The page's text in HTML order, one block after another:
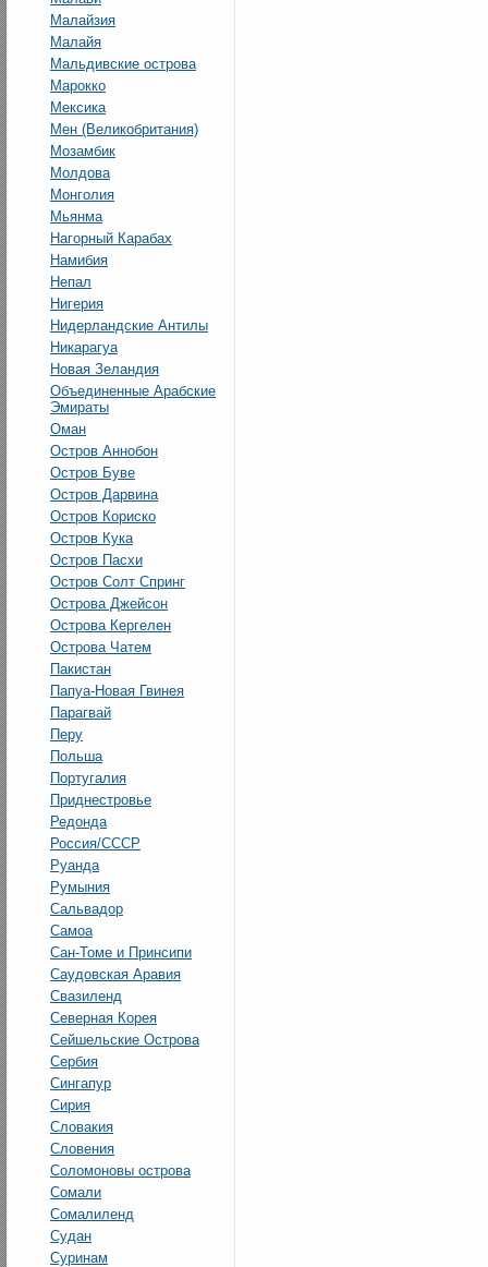
Малайзия
Малайя
Мальдивские острова
Марокко
Мексика
Мен (Великобритания)
Мозамбик
Молдова
Монголия
Мьянма
Нагорный Карабах
Намибия
Непал
Нигерия
Нидерландские Антилы
Никарагуа
Новая Зеландия
Объединенные Арабские
Эмираты
Оман
Остров Аннобон
Остров Буве
Остров Дарвина
Остров Кориско
Остров Кука
Остров Пасхи
Остров Солт Спринг
Острова Джейсон
Острова Кергелен
Острова Чатем
Пакистан
Папуа-Новая Гвинея
Парагвай
Перу
Польша
Португалия
Приднестровье
Редонда
Россия/СССР
Руанда
Румыния
Сальвадор
Самоа
Сан-Томе и Принсипи
Саудовская Аравия
Свазиленд
Северная Корея
Сейшельские Острова
Сербия
Сингапур
Сирия
Словакия
Словения
Соломоновы острова
Сомали
Сомалиленд
Судан
Суринам